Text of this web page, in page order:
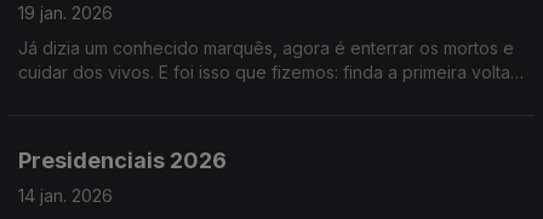
19 jan. 2026
Já dizia um conhecido marquês, agora é enterrar os mortos e
cuidar dos vivos. E foi isso que fizemos: finda a primeira volta
Presidenciais 2026
14 jan. 2026